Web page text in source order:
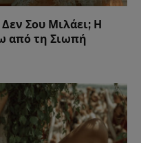
Σου Μιλάει; Η
από τη Σιωπή